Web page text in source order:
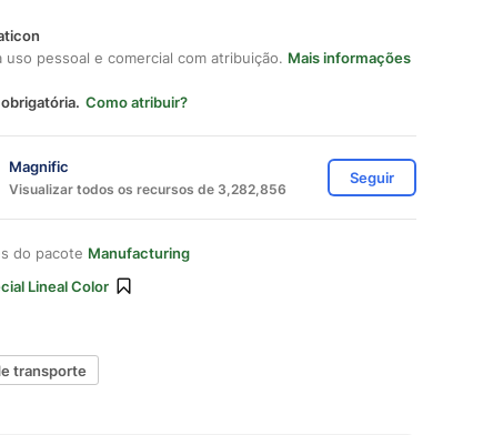
uso pessoal e comercial com atribuição. Mais informações
Como atribuir?
Magnific
Visualizar todos os recursos de 3,282,856
Seguir
do pacote Manufacturing
Lineal Color
transporte